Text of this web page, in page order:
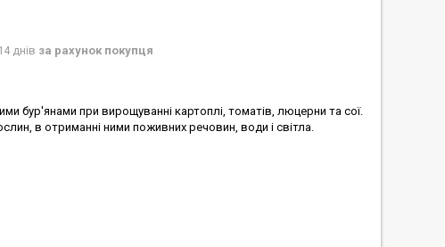
днів за рахунок покупця
бур'янами при вирощуванні картоплі, томатів, люцерни та сої.
в отриманні ними поживних речовин, води і світла.